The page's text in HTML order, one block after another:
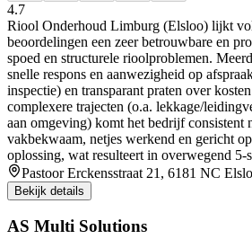
4.7
Riool Onderhoud Limburg (Elsloo) lijkt
beoordelingen een zeer betrouwbare en
spoed en structurele rioolproblemen.
snelle respons en aanwezigheid op
inspectie) en transparant praten over
complexere trajecten (o.a. lekkage/
aan omgeving) komt het bedrijf consistent
vakbekwaam, netjes werkend en gericht
oplossing, wat resulteert in overwegend 5-
Pastoor Erckensstraat 21, 6181 NC
Bekijk details
AS Multi Solutions